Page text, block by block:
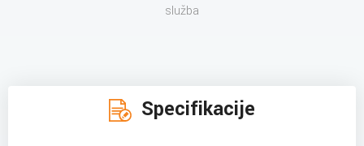
služba
Specifikacije